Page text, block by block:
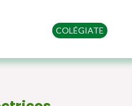
COLÉGIATE